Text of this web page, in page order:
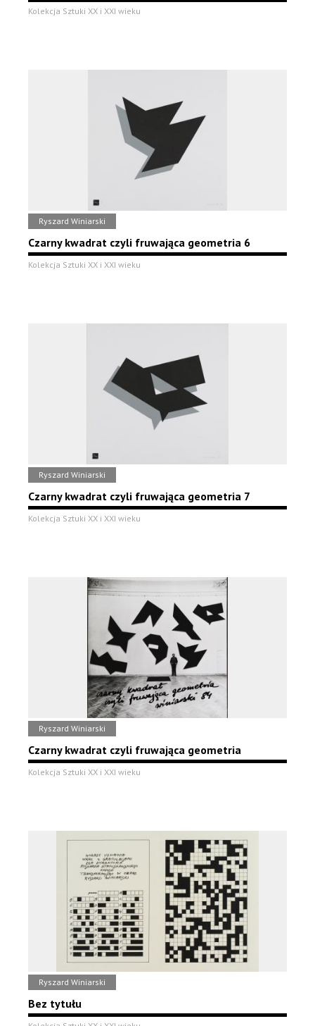
Kolekcja Sztuki XX i XXI wieku
Ryszard Winiarski
Czarny kwadrat czyli fruwająca geometria 6
Kolekcja Sztuki XX i XXI wieku
Ryszard Winiarski
Czarny kwadrat czyli fruwająca geometria 7
Kolekcja Sztuki XX i XXI wieku
Ryszard Winiarski
Czarny kwadrat czyli fruwająca geometria
Kolekcja Sztuki XX i XXI wieku
Ryszard Winiarski
Bez tytułu